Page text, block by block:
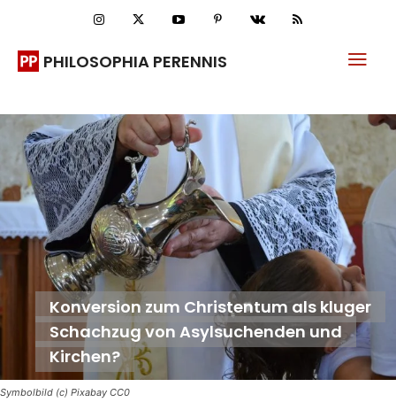
PHILOSOPHIA PERENNIS
Symbolbild (c) Pixabay CC0
Konversion zum Christentum als kluger
Schachzug von Asylsuchenden und
Kirchen?